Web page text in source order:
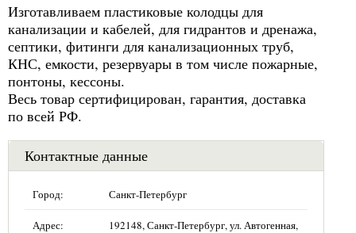
Изготавливаем пластиковые колодцы для
канализации и кабелей, для гидрантов и дренажа,
септики, фитинги для канализационных труб,
КНС, емкости, резервуары в том числе пожарные,
понтоны, кессоны.
Весь товар сертифицирован, гарантия, доставка
по всей РФ.
Контактные данные
Город: Санкт-Петербург
Адрес:
192148, Санкт-Петербург, ул. Автогенная,